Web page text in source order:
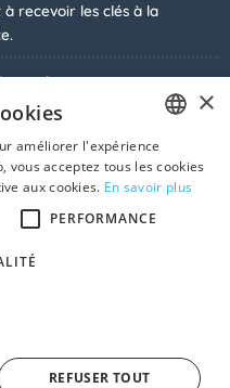
recevoir les clés à la
à mazout.
Maison.be
FRENCH
DUTCH
×
améliorer l'expérience
vous acceptez tous les cookies
aux cookies. En savoir plus
PERFORMANCE
REFUSER TOUT